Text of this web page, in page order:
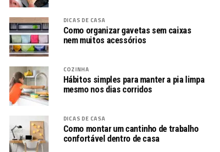
DICAS DE CASA
Como organizar gavetas sem caixas
nem muitos acessórios
COZINHA
Hábitos simples para manter a pia limpa
mesmo nos dias corridos
DICAS DE CASA
Como montar um cantinho de trabalho
confortável dentro de casa